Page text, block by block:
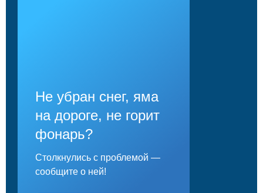
Не убран снег, яма
на дороге, не горит
фонарь?
Столкнулись с проблемой —
сообщите о ней!